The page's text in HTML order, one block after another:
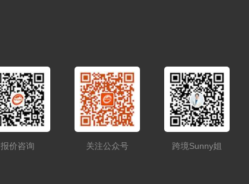
报价咨询 关注公众号 跨境Sunny姐